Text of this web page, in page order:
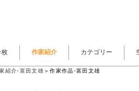
枚 作家紹介 カテゴリー
紹介-富田文雄 ＞作家作品-富田文雄